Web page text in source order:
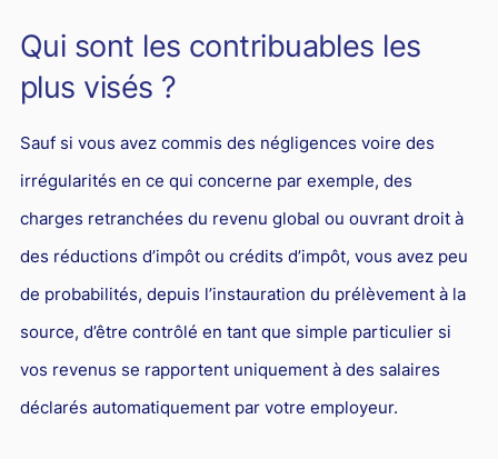
Droit aérien
Caution bancaire
Communication et nouvelles technologies
Grande entreprise
Droit de l'environnement et des énergies renouvelables
Concurrence déloyale
Transport
Restructuration d'entreprise
Droit et Fiscalité du marché de l'Art
Qui sont les contribuables les
plus visés ?
Sauf si vous avez commis des négligences voire des
irrégularités en ce qui concerne par exemple, des
charges retranchées du revenu global ou ouvrant droit à
des réductions d’impôt ou crédits d’impôt, vous avez peu
de probabilités, depuis l’instauration du prélèvement à la
source, d’être contrôlé en tant que simple particulier si
vos revenus se rapportent uniquement à des salaires
déclarés automatiquement par votre employeur.